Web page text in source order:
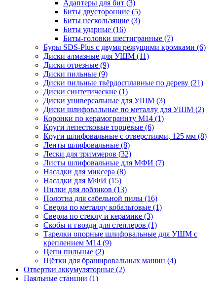
Адаптеры для бит (3)
Биты двусторонние (5)
Биты нескользящие (3)
Биты ударные (16)
Биты-головки шестигранные (7)
Буры SDS-Plus c двумя режущими кромками (6)
Диски алмазные для УШМ (11)
Диски отрезные (9)
Диски пильные (9)
Диски пильные твёрдосплавные по дереву (21)
Диски синтетические (1)
Диски универсальные для УШМ (3)
Диски шлифовальные по металлу для УШМ (2)
Коронки по керамограниту M14 (1)
Круги лепестковые торцевые (6)
Круги шлифовальные с отверстиями, 125 мм (8)
Ленты шлифовальные (8)
Лески для триммеров (32)
Листы шлифовальные для МФИ (7)
Насадки для миксера (8)
Насадки для МФИ (15)
Пилки для лобзиков (13)
Полотна для сабельной пилы (16)
Сверла по металлу кобальтовые (1)
Сверла по стеклу и керамике (3)
Скобы и гвозди для степлеров (1)
Тарелки опорные шлифовальные для УШМ с
креплением М14 (9)
Цепи пильные (2)
Щётки для брашировальных машин (4)
Отвертки аккумуляторные (2)
Паяльные станции (1)